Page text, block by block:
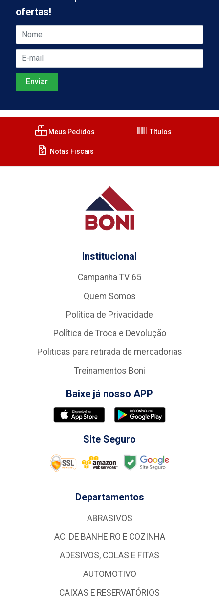
ofertas!
Meus Pedidos Títulos
Notas Fiscais
Institucional
Campanha TV 65
Quem Somos
Política de Privacidade
Política de Troca e Devolução
Politicas para retirada de mercadorias
Treinamentos Boni
Baixe já nosso APP
Site Seguro
Departamentos
ABRASIVOS
AC. DE BANHEIRO E COZINHA
ADESIVOS, COLAS E FITAS
AUTOMOTIVO
CAIXAS E RESERVATÓRIOS